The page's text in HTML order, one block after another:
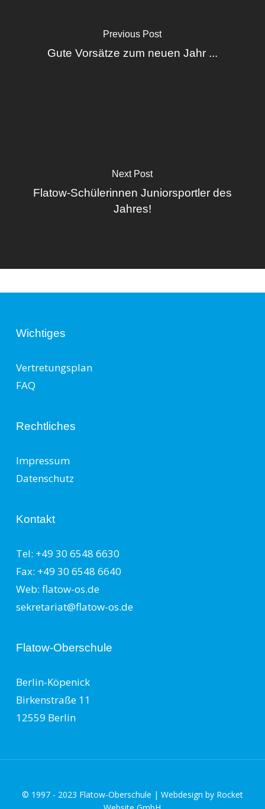
Previous Post
Gute Vorsätze zum neuen Jahr ...
Next Post
Flatow-Schülerinnen Juniorsportler des
Jahres!
Wichtiges
Vertretungsplan
FAQ
Rechtliches
Impressum
Datenschutz
Kontakt
Tel: +49 30 6548 6630
Fax: +49 30 6548 6640
Web: flatow-os.de
sekretariat@flatow-os.de
Flatow-Oberschule
Berlin-Köpenick
Birkenstraße 11
12559 Berlin
© 1997 - 2023 Flatow-Oberschule | Webdesign by Rocket